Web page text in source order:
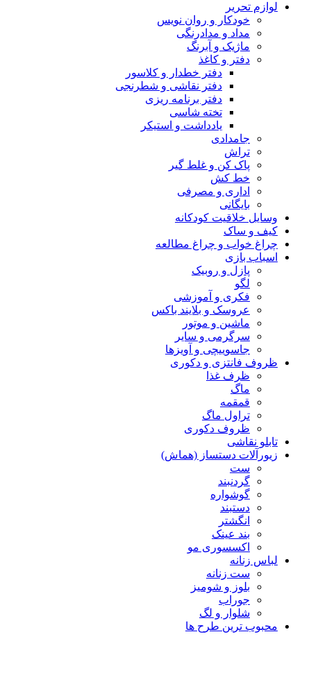
لوازم تحریر
خودکار و روان نویس
مداد و مدادرنگی
ماژیک و آبرنگ
دفتر و کاغذ
دفتر خطدار و کلاسور
دفتر نقاشی و شطرنجی
دفتر برنامه ریزی
تخته شاسی
یادداشت و استیکر
جامدادی
تراش
پاک کن و غلط گیر
خط کش
اداری و مصرفی
بایگانی
وسایل خلاقیت کودکانه
کیف و ساک
چراغ خواب و چراغ مطالعه
اسباب بازی
پازل و روبیک
لگو
فکری و آموزشی
عروسک و بلایند باکس
ماشین و موتور
سرگرمی و سایر
جاسوییچی و آویزها
ظروف فانتزی و دکوری
ظرف غذا
ماگ
قمقمه
تراول ماگ
ظروف دکوری
تابلو نقاشی
زیورآلات دستساز (هماش)
ست
گردنبند
گوشواره
دستبند
انگشتر
بند عینک
اکسسوری مو
لباس زنانه
ست زنانه
بلوز و شومیز
جوراب
شلوار و لگ
محبوب ترین طرح ها